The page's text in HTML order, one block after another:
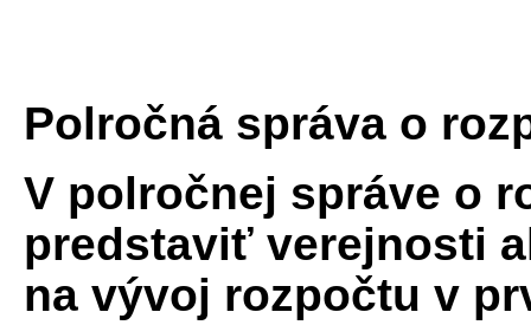
Polročná správa o
V polročnej správe o
predstaviť verejnosti
na vývoj rozpočtu v